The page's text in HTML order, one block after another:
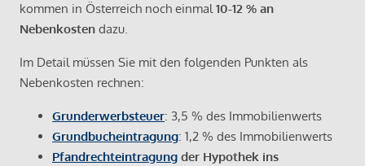
kommen in Österreich noch einmal10-12 % an
Nebenkosten dazu.
Im Detail müssen Sie mit den folgenden Punkten als
Nebenkosten rechnen:
Grunderwerbsteuer: 3,5 % des Immobilienwerts
Grundbucheintragung: 1,2 % des Immobilienwerts
Pfandrechteintragung der Hypothek ins